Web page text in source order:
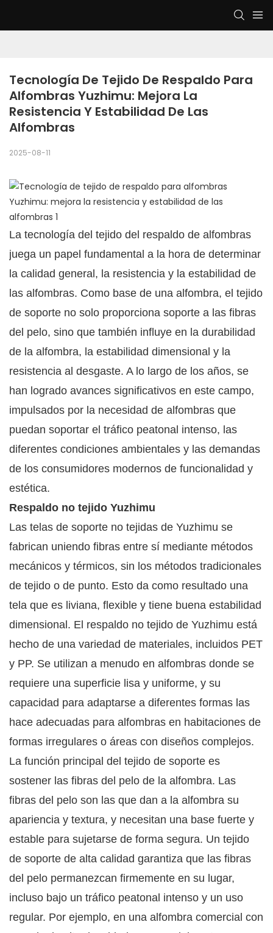
Tecnología De Tejido De Respaldo Para
Alfombras Yuzhimu: Mejora La
Resistencia Y Estabilidad De Las
Alfombras
2025-08-11
La tecnología del tejido del respaldo de alfombras
juega un papel fundamental a la hora de determinar
la calidad general, la resistencia y la estabilidad de
las alfombras. Como base de una alfombra, el tejido
de soporte no solo proporciona soporte a las fibras
del pelo, sino que también influye en la durabilidad
de la alfombra, la estabilidad dimensional y la
resistencia al desgaste. A lo largo de los años, se
han logrado avances significativos en este campo,
impulsados por la necesidad de alfombras que
puedan soportar el tráfico peatonal intenso, las
diferentes condiciones ambientales y las demandas
de los consumidores modernos de funcionalidad y
estética.
Respaldo no tejido Yuzhimu
Las telas de soporte no tejidas de Yuzhimu se
fabrican uniendo fibras entre sí mediante métodos
mecánicos y térmicos, sin los métodos tradicionales
de tejido o de punto. Esto da como resultado una
tela que es liviana, flexible y tiene buena estabilidad
dimensional. El respaldo no tejido de Yuzhimu está
hecho de una variedad de materiales, incluidos PET
y PP. Se utilizan a menudo en alfombras donde se
requiere una superficie lisa y uniforme, y su
capacidad para adaptarse a diferentes formas las
hace adecuadas para alfombras en habitaciones de
formas irregulares o áreas con diseños complejos.
La función principal del tejido de soporte es
sostener las fibras del pelo de la alfombra. Las
fibras del pelo son las que dan a la alfombra su
apariencia y textura, y necesitan una base fuerte y
estable para sujetarse de forma segura. Un tejido
de soporte de alta calidad garantiza que las fibras
del pelo permanezcan firmemente en su lugar,
incluso bajo un tráfico peatonal intenso y un uso
regular. Por ejemplo, en una alfombra comercial con